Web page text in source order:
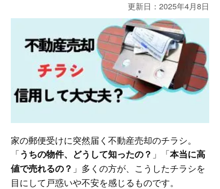
更新日：2025年4月8日
家の郵便受けに突然届く不動産売却のチラシ。
「うちの物件、どうして知ったの？ 」「本当に高
値で売れるの？ 」多くの方が、こうしたチラシを
目にして戸惑いや不安を感じるものです。